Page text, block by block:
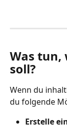
Was tun,
soll?
Wenn du
du folgende
Erstelle